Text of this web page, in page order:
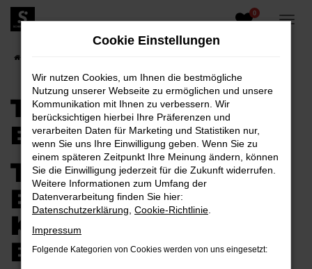
Zum
Hauptinhalt
0
TOYOTA HILUX FÜR
BAUTZEN
TOYOTA HILUX FÜR
BAUTZEN EINE
KOMBINATION, DIE
EINFACH PASST
Cookie Einstellungen
Wir nutzen Cookies, um Ihnen die bestmögliche
Nutzung unserer Webseite zu ermöglichen und unsere
Kommunikation mit Ihnen zu verbessern. Wir
berücksichtigen hierbei Ihre Präferenzen und
verarbeiten Daten für Marketing und Statistiken nur,
wenn Sie uns Ihre Einwilligung geben. Wenn Sie zu
einem späteren Zeitpunkt Ihre Meinung ändern, können
Sie die Einwilligung jederzeit für die Zukunft widerrufen.
Weitere Informationen zum Umfang der
Datenverarbeitung finden Sie hier:
Datenschutzerklärung Cookie-Richtlinie
Impressum
Folgende Kategorien von Cookies werden von uns eingesetzt: